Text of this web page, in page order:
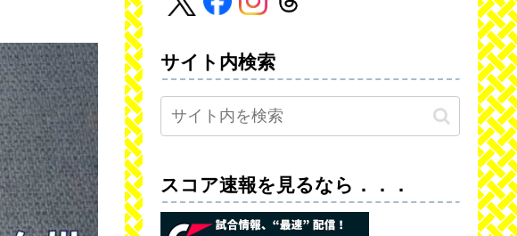
サイト内検索
スコア速報を見るなら．．．